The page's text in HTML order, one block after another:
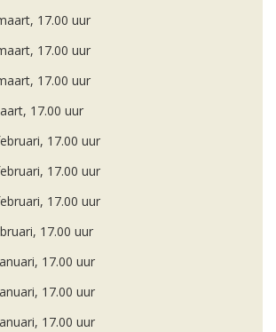
17.00 uur
17.00 uur
17.00 uur
17.00 uur
17.00 uur
17.00 uur
17.00 uur
17.00 uur
17.00 uur
17.00 uur
17.00 uur